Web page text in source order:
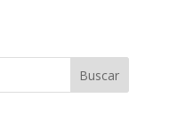
Buscar